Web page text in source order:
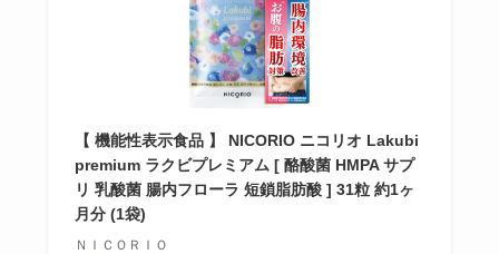
【 機能性表示食品 】 NICORIO ニコリオ Lakubi
premium ラクビプレミアム [ 酪酸菌 HMPA サプ
リ 乳酸菌 腸内フローラ 短鎖脂肪酸 ] 31粒 約1ヶ
月分 (1袋)
ＮＩＣＯＲＩＯ